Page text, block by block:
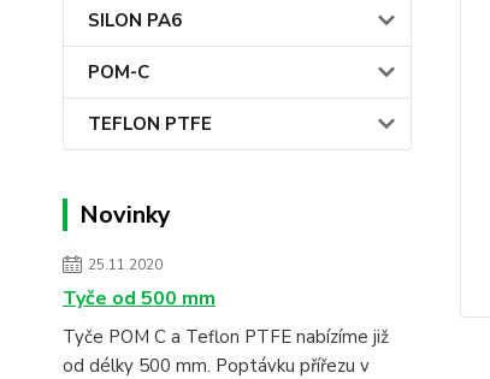
SILON PA6
POM-C
TEFLON PTFE
Novinky
25.11.2020
Tyče od 500 mm
Tyče POM C a Teflon PTFE nabízíme již
od délky 500 mm. Poptávku přířezu v